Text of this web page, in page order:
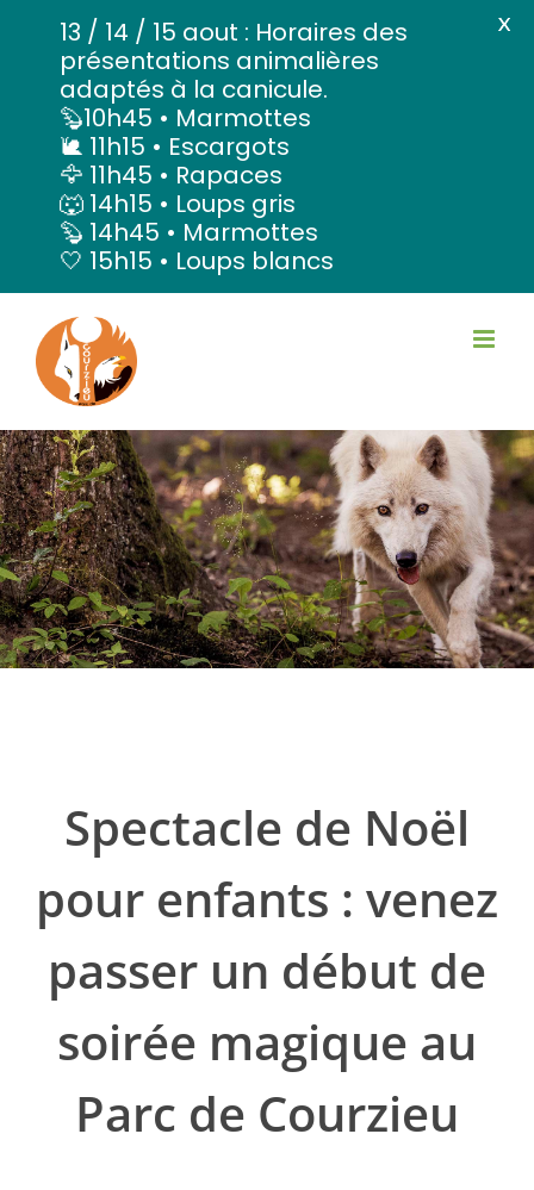
Spectacle de Noël
pour enfants : venez
passer un début de
soirée magique au
Parc de Courzieu
13 / 14 / 15 aout : Horaires des
présentations animalières
adaptés à la canicule.
🦫10h45 • Marmottes
🐌 11h15 • Escargots
🦅 11h45 • Rapaces
🐺 14h15 • Loups gris
🦫 14h45 • Marmottes
🤍 15h15 • Loups blancs
X